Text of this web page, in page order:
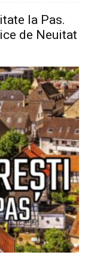
la Pas.
de Neuitat